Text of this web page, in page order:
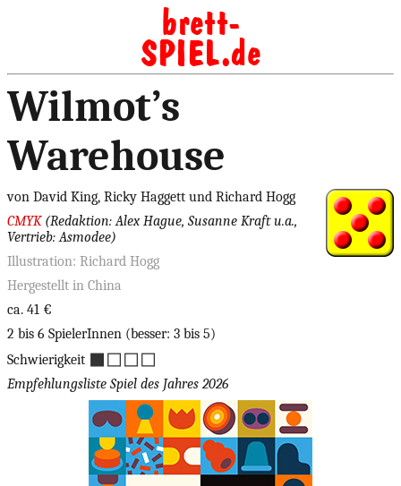
Wilmot’s
Warehouse
von David King, Ricky Haggett und Richard Hogg
CMYK(Redaktion: Alex Hague, Susanne Kraft u.a.,
Vertrieb: Asmodee)
Illustration: Richard Hogg
Hergestellt in China
ca. 41 €
2 bis 6 SpielerInnen (besser: 3 bis 5)
Schwierigkeit ◼◻◻◻
Empfehlungsliste Spiel des Jahres 2026